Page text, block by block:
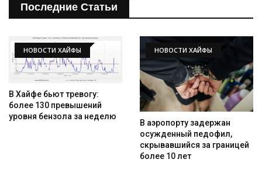
Последние Статьи
НОВОСТИ ХАЙФЫ
В Хайфе бьют тревогу:
более 130 превышений
уровня бензола за неделю
НОВОСТИ ХАЙФЫ
В аэропорту задержан
осужденный педофил,
скрывавшийся за границей
более 10 лет